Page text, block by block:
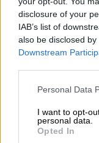
disclosure of your
IAB’s list of
also be disclosed
Downstream
Please note that
not limited to your
grant or deny
use your data for
Personal Data
I want to opt-
personal data.
Opted In
χορήγηση του
στελέχη των